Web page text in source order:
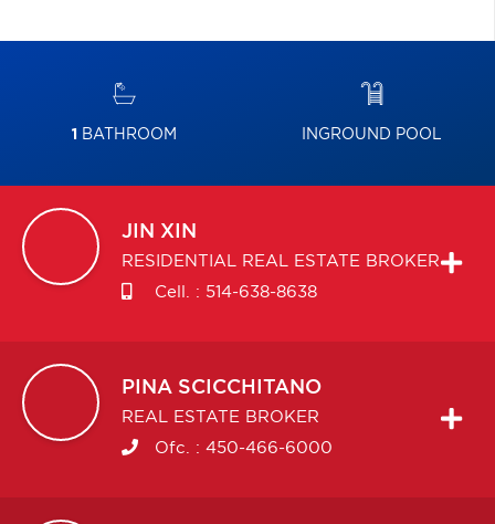
1 BATHROOM INGROUND POOL
JIN XIN
RESIDENTIAL REAL ESTATE BROKER
Cell. : 514-638-8638
PINA SCICCHITANO
REAL ESTATE BROKER
Ofc. : 450-466-6000